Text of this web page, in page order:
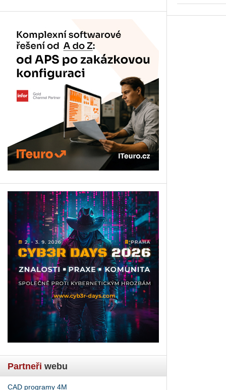
Partneři webu
CAD programy 4M